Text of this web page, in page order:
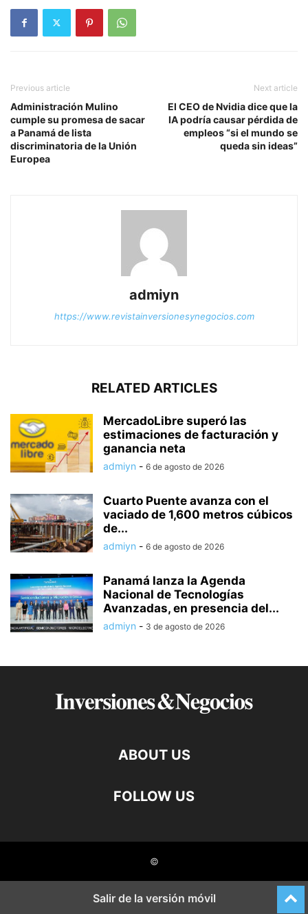
Previous article
Administración Mulino
cumple su promesa de sacar
a Panamá de lista
discriminatoria de la Unión
Europea
Next article
El CEO de Nvidia dice que la
IA podría causar pérdida de
empleos “si el mundo se
queda sin ideas”
admiyn
https://www.revistainversionesynegocios.com
RELATED ARTICLES
MercadoLibre superó las
estimaciones de facturación y
ganancia neta
admiyn - 6 de agosto de 2026
Cuarto Puente avanza con el
vaciado de 1,600 metros cúbicos
de...
admiyn - 6 de agosto de 2026
Panamá lanza la Agenda
Nacional de Tecnologías
Avanzadas, en presencia del...
admiyn - 3 de agosto de 2026
ABOUT US
FOLLOW US
©
Salir de la versión móvil